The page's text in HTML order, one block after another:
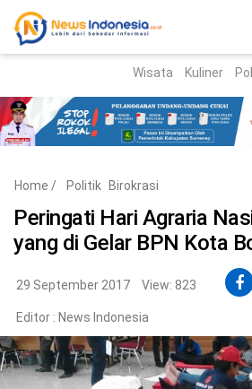
Parlemen
Nasional
Peristiwa
Hukum Kriminal
Korupsi
Wisata Kuliner
Home / Politik Birokrasi
Peringati Hari Agraria
yang di Gelar BPN Kota
29 September 2017 View: 823
Editor : News Indonesia